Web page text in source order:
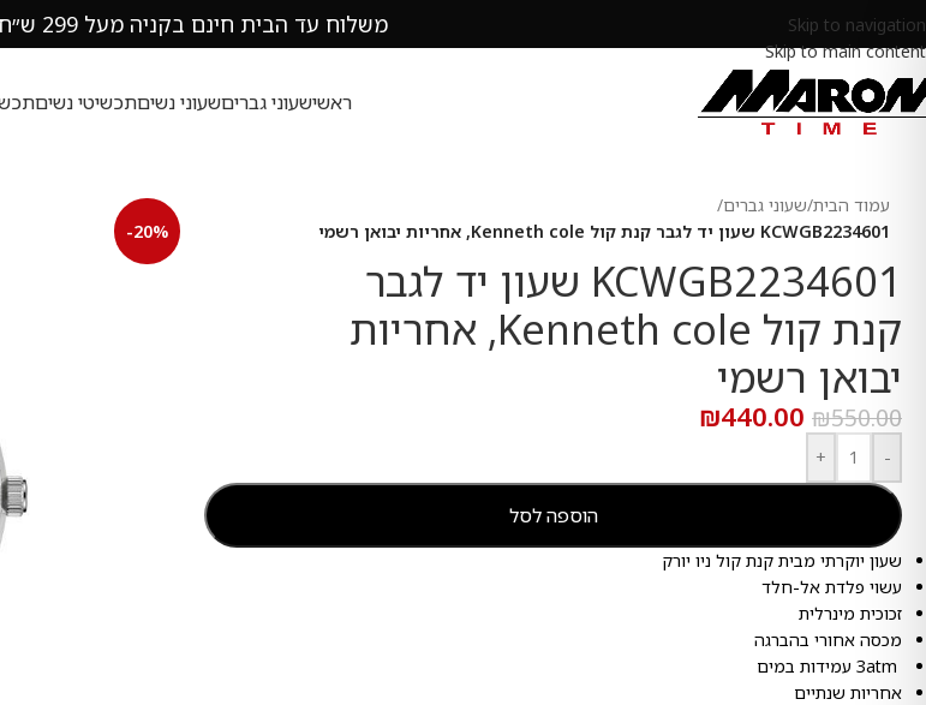
Skip to navigation
Skip to main content
משלוח עד הבית חינם בקניה מעל 299 ש״ח
ראשישעוני גבריםשעוני נשיםתכשיטי נשים
עמוד הבית/שעוני גברים/
KCWGB2234601 שעון יד לגבר קנת קול Kenneth cole, אחריות יבואן רשמי
KCWGB2234601 שעון יד לגבר
קנת קול Kenneth cole, אחריות
יבואן רשמי
₪550.00
₪440.00
-
+
הוספה לסל
שעון יוקרתי מבית קנת קול ניו יורק
עשוי פלדת אל-חלד
זכוכית מינרלית
מכסה אחורי בהברגה
אחריות שנתיים
-20%